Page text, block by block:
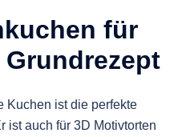
für
Kuchen ist die perfekte
ist auch für 3D Motivtorten